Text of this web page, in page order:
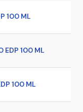
100 ML
EDP 100 ML
100 ML